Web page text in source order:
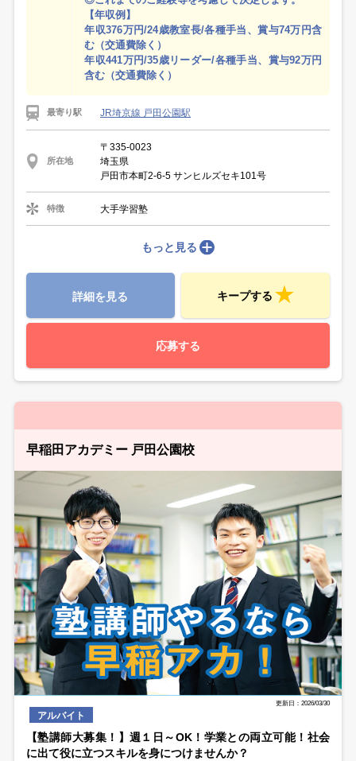
【年収例】
年収376万円/24歳教室長/各種手当、賞与74万円含
む（交通費除く）
年収441万円/35歳リーダー/各種手当、賞与92万円
含む（交通費除く）
最寄り駅 JR埼京線 戸田公園駅
所在地
〒335-0023
埼玉県
戸田市本町2-6-5 サンヒルズセキ101号
特徴 大手学習塾
もっと見る
詳細を見る キープする
応募する
早稲田アカデミー 戸田公園校
更新日：2026/03/30
アルバイト
【塾講師大募集！】週１日～OK！学業との両立可能！社会
に出て役に立つスキルを身につけませんか？